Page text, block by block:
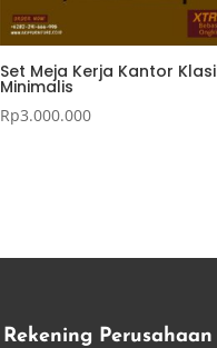
Set Meja Kerja Kantor
Minimalis
Rp3.000.000
Rekening Perusahaan